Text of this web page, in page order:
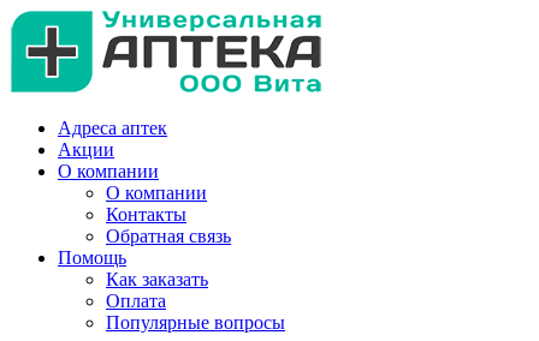
Адреса аптек
Акции
О компании
О компании
Контакты
Обратная связь
Помощь
Как заказать
Оплата
Популярные вопросы